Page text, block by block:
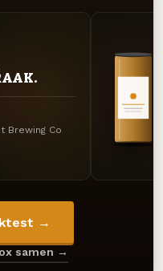
Brewing Co
→
samen →